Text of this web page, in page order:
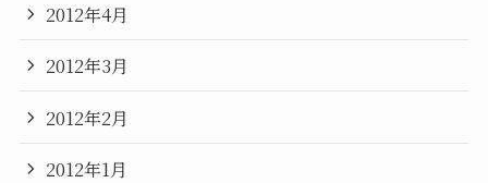
2012年4月
2012年3月
2012年2月
2012年1月